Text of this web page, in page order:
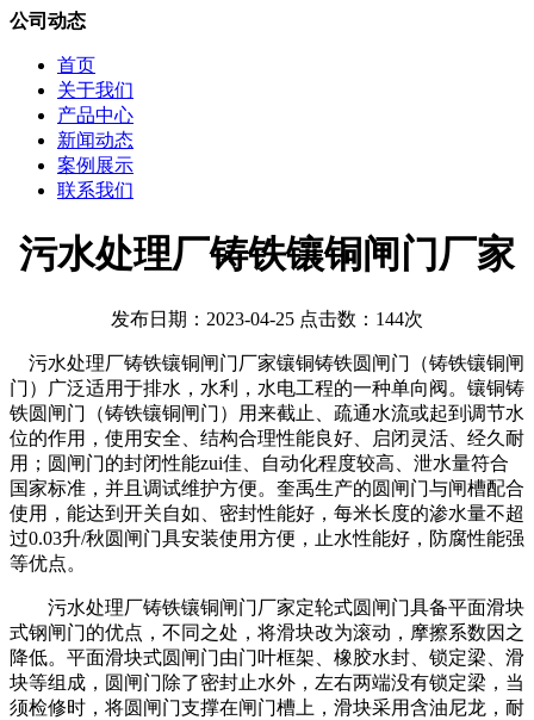
公司动态
首页
关于我们
产品中心
新闻动态
案例展示
联系我们
污水处理厂铸铁镶铜闸门厂家
发布日期：2023-04-25 点击数：144次
污水处理厂铸铁镶铜闸门厂家镶铜铸铁圆闸门（铸铁镶铜闸
门）广泛适用于排水，水利，水电工程的一种单向阀。镶铜铸
铁圆闸门（铸铁镶铜闸门）用来截止、疏通水流或起到调节水
位的作用，使用安全、结构合理性能良好、启闭灵活、经久耐
用；圆闸门的封闭性能zui佳、自动化程度较高、泄水量符合
国家标准，并且调试维护方便。奎禹生产的圆闸门与闸槽配合
使用，能达到开关自如、密封性能好，每米长度的渗水量不超
过0.03升/秋圆闸门具安装使用方便，止水性能好，防腐性能强
等优点。
污水处理厂铸铁镶铜闸门厂家定轮式圆闸门具备平面滑块
式钢闸门的优点，不同之处，将滑块改为滚动，摩擦系数因之
降低。平面滑块式圆闸门由门叶框架、橡胶水封、锁定梁、滑
块等组成，圆闸门除了密封止水外，左右两端没有锁定梁，当
须检修时，将圆闸门支撑在闸门槽上，滑块采用含油尼龙，耐